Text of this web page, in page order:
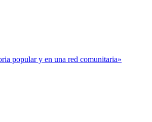
popular y en una red comunitaria»